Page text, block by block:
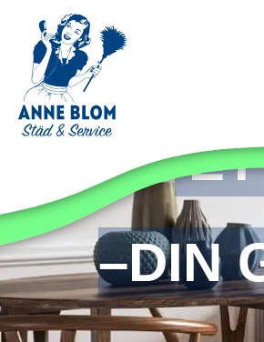
–DIN